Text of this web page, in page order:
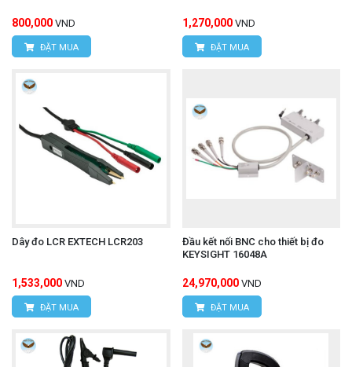
Kiên, Huyện Bình Chánh, TP. Hồ Chí Minh.
Hotline: 0934.616.395
vantien2307@gmail.com
600A,True RMS)
800,000 VND
ĐẶT MUA
1,270,000 VND
ĐẶT MUA
Dây đo LCR EXTECH LCR203
1,533,000 VND
ĐẶT MUA
Đầu kết nối BNC cho thiết bị đo
KEYSIGHT 16048A
24,970,000 VND
ĐẶT MUA